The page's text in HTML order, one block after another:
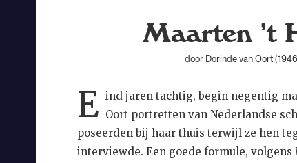
Maarten ’t
door Dorinde van Oort
E ind jaren tachtig, begin negentig
Oort portretten van Nederlandse
poseerden bij haar thuis terwijl ze hen
interviewde. Een goede formule, volgens